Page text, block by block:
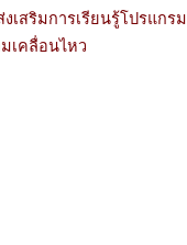
เสริมการเรียนรู้โปรแกรม
เคลื่อนไหว